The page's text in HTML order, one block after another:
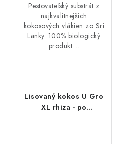
Pestovateľský substrát z
najkvalitnejších
kokosových vlákien zo Srí
Lanky. 100% biologický
produkt....
Lisovaný kokos U Gro
XL rhiza - po